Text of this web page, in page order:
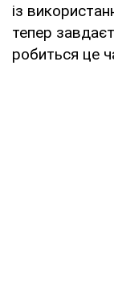
із
тепер
робиться це